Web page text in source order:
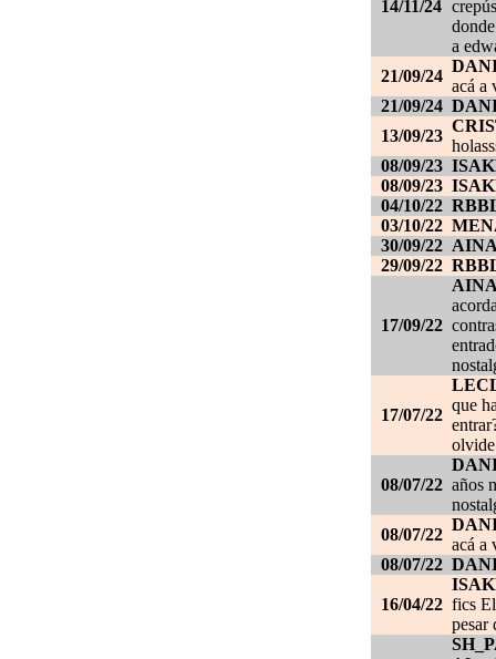
14/11/24
a
21/09/24
acá a
21/09/24
13/09/23
08/09/23
08/09/23
04/10/22
03/10/22
30/09/22
29/09/22
17/09/22
17/07/22
que
08/07/22 años
08/07/22
acá a
08/07/22
16/04/22 fics
pesar